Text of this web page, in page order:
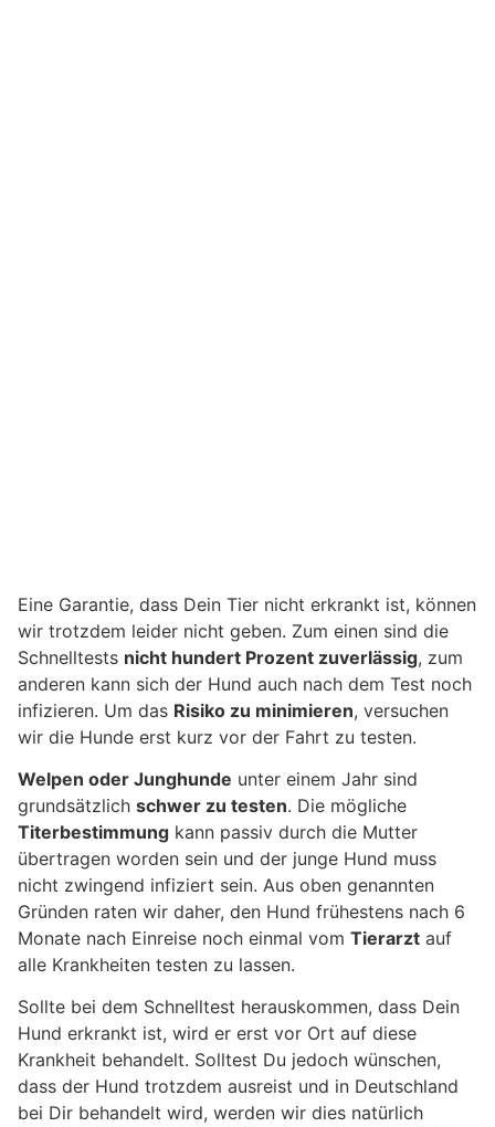
Eine Garantie, dass Dein Tier nicht erkrankt ist, können
wir trotzdem leider nicht geben. Zum einen sind die
Schnelltests nicht hundert Prozent zuverlässig, zum
anderen kann sich der Hund auch nach dem Test noch
infizieren. Um das Risiko zu minimieren, versuchen
wir die Hunde erst kurz vor der Fahrt zu testen.
Welpen oder Junghunde unter einem Jahr sind
grundsätzlich schwer zu testen. Die mögliche
Titerbestimmung kann passiv durch die Mutter
übertragen worden sein und der junge Hund muss
nicht zwingend infiziert sein. Aus oben genannten
Gründen raten wir daher, den Hund frühestens nach 6
Monate nach Einreise noch einmal vom Tierarzt auf
alle Krankheiten testen zu lassen.
Sollte bei dem Schnelltest herauskommen, dass Dein
Hund erkrankt ist, wird er erst vor Ort auf diese
Krankheit behandelt. Solltest Du jedoch wünschen,
dass der Hund trotzdem ausreist und in Deutschland
bei Dir behandelt wird, werden wir dies natürlich